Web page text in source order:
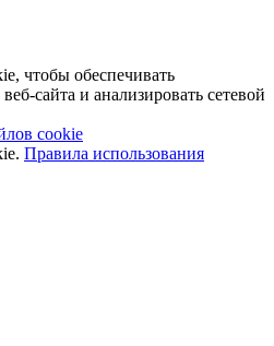
чтобы обеспечивать
сайта и анализировать сетевой
cookie
Правила использования